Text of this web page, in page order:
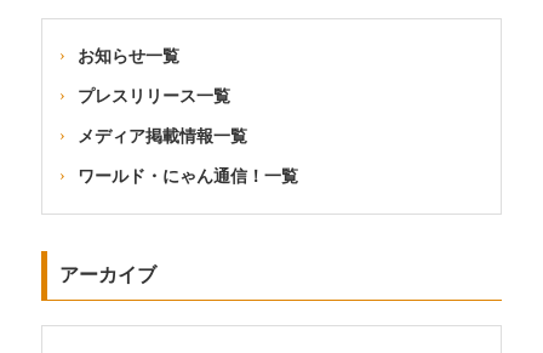
お知らせ一覧
プレスリリース一覧
メディア掲載情報一覧
ワールド・にゃん通信！一覧
アーカイブ